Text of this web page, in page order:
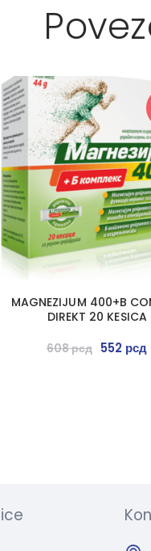
MAGNEZIJUM 400+B
DIREKT 20 KESICA
608рсд 552 рсд